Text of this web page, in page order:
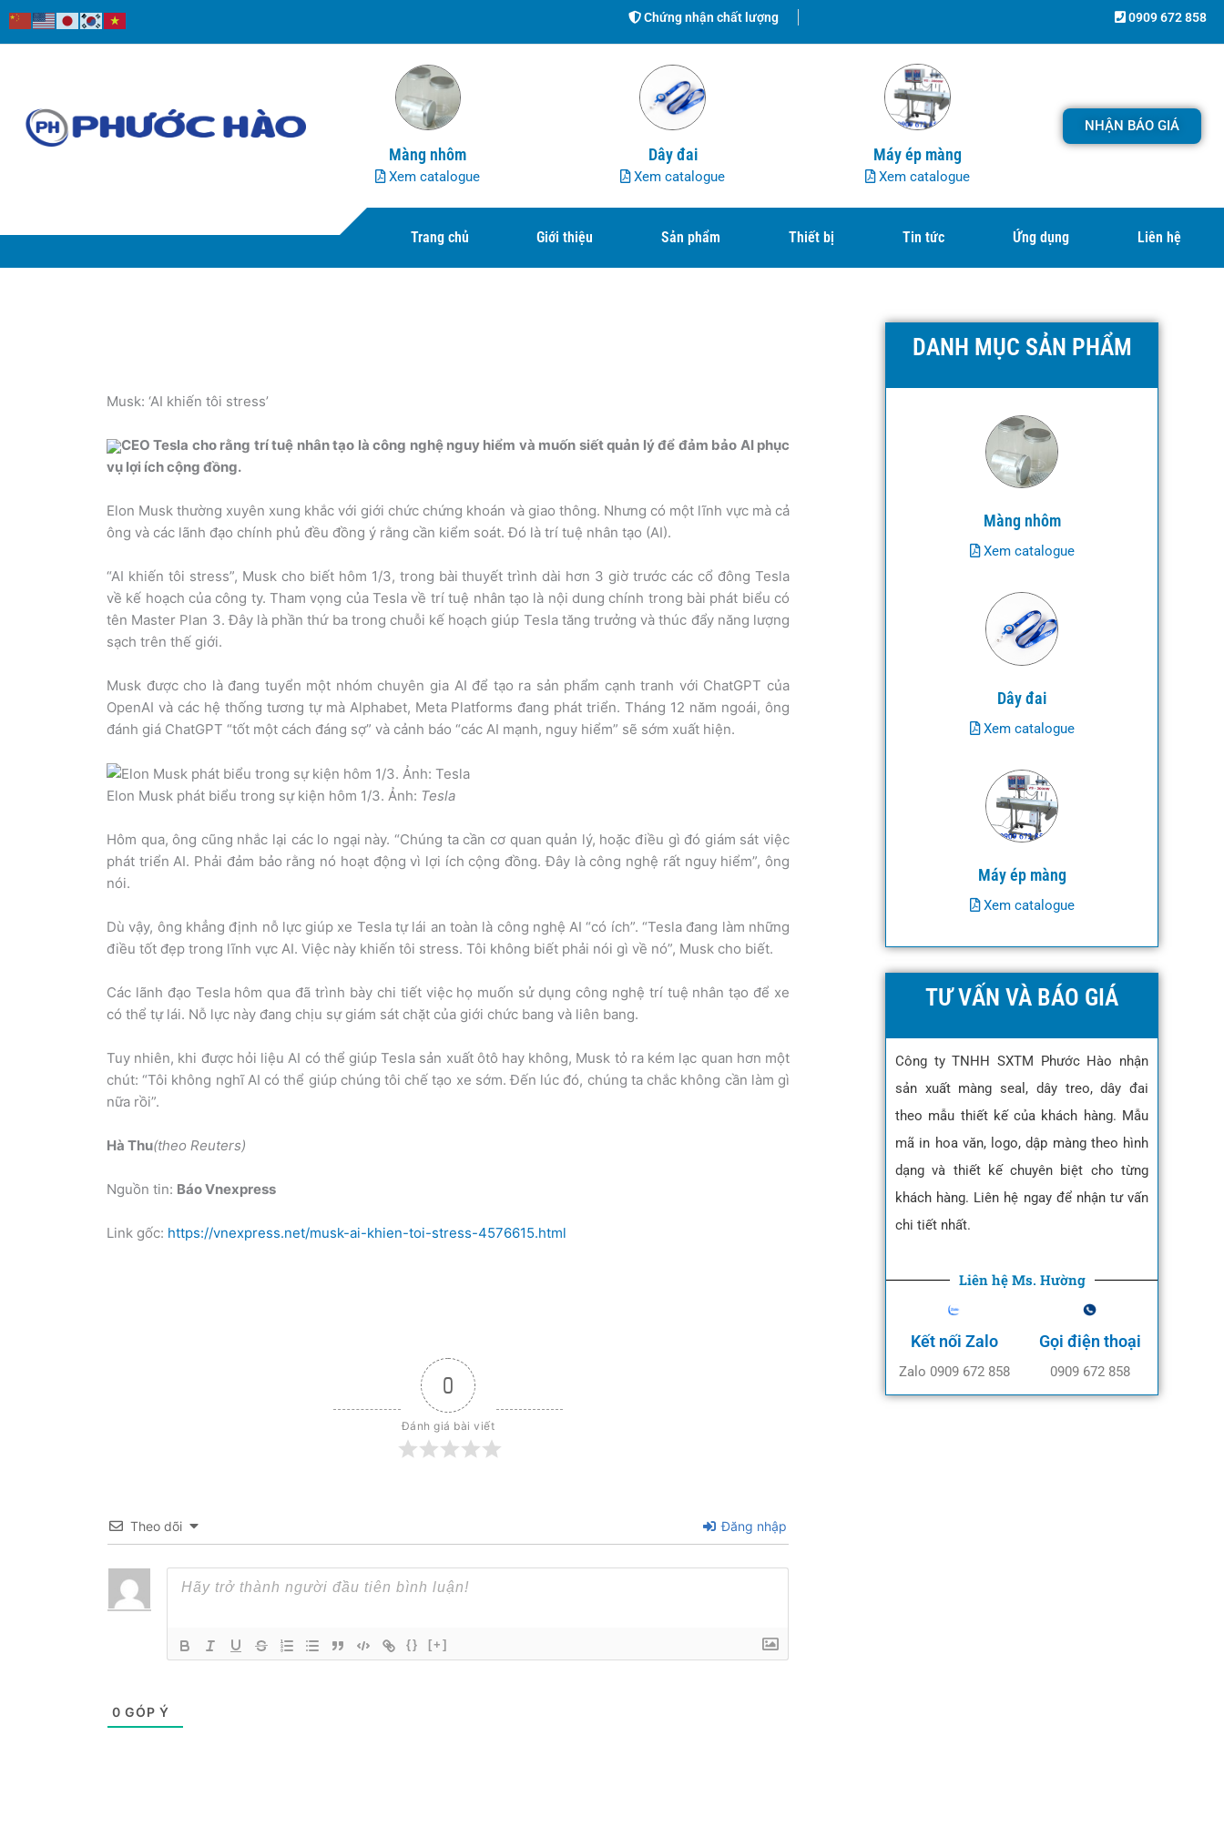
Nhảy
tới
Chứng nhận chất lượng 0909 672 858
Màng nhôm
Xem catalogue
Dây đai
Xem catalogue
Máy ép màng
Xem catalogue
NHẬN BÁO GIÁ
Trang chủ Giới thiệu Sản phẩm Thiết bị Tin tức Ứng dụng Liên hệ
Musk: ‘AI khiến tôi stress’
CEO Tesla cho rằng trí tuệ nhân tạo là công nghệ nguy hiểm và muốn siết quản lý để đảm bảo AI phục
vụ lợi ích cộng đồng.
Elon Musk thường xuyên xung khắc với giới chức chứng khoán và giao thông. Nhưng có một lĩnh vực mà cả
ông và các lãnh đạo chính phủ đều đồng ý rằng cần kiểm soát. Đó là trí tuệ nhân tạo (AI).
“AI khiến tôi stress”, Musk cho biết hôm 1/3, trong bài thuyết trình dài hơn 3 giờ trước các cổ đông Tesla
về kế hoạch của công ty. Tham vọng của Tesla về trí tuệ nhân tạo là nội dung chính trong bài phát biểu có
tên Master Plan 3. Đây là phần thứ ba trong chuỗi kế hoạch giúp Tesla tăng trưởng và thúc đẩy năng lượng
sạch trên thế giới.
Musk được cho là đang tuyển một nhóm chuyên gia AI để tạo ra sản phẩm cạnh tranh với ChatGPT của
OpenAI và các hệ thống tương tự mà Alphabet, Meta Platforms đang phát triển. Tháng 12 năm ngoái, ông
đánh giá ChatGPT “tốt một cách đáng sợ” và cảnh báo “các AI mạnh, nguy hiểm” sẽ sớm xuất hiện.
Elon Musk phát biểu trong sự kiện hôm 1/3. Ảnh: Tesla
Hôm qua, ông cũng nhắc lại các lo ngại này. “Chúng ta cần cơ quan quản lý, hoặc điều gì đó giám sát việc
phát triển AI. Phải đảm bảo rằng nó hoạt động vì lợi ích cộng đồng. Đây là công nghệ rất nguy hiểm”, ông
nói.
Dù vậy, ông khẳng định nỗ lực giúp xe Tesla tự lái an toàn là công nghệ AI “có ích”. “Tesla đang làm những
điều tốt đẹp trong lĩnh vực AI. Việc này khiến tôi stress. Tôi không biết phải nói gì về nó”, Musk cho biết.
Các lãnh đạo Tesla hôm qua đã trình bày chi tiết việc họ muốn sử dụng công nghệ trí tuệ nhân tạo để xe
có thể tự lái. Nỗ lực này đang chịu sự giám sát chặt của giới chức bang và liên bang.
Tuy nhiên, khi được hỏi liệu AI có thể giúp Tesla sản xuất ôtô hay không, Musk tỏ ra kém lạc quan hơn một
chút: “Tôi không nghĩ AI có thể giúp chúng tôi chế tạo xe sớm. Đến lúc đó, chúng ta chắc không cần làm gì
nữa rồi”.
Hà Thu(theo Reuters)
Nguồn tin: Báo Vnexpress
Link gốc: https://vnexpress.net/musk-ai-khien-toi-stress-4576615.html
0
Đánh giá bài viết
Theo dõi Đăng nhập
{} [+]
0 GÓP Ý
DANH MỤC SẢN PHẨM
Màng nhôm
Xem catalogue
Dây đai
Xem catalogue
Máy ép màng
Xem catalogue
TƯ VẤN VÀ BÁO GIÁ
Công ty TNHH SXTM Phước Hào nhận
sản xuất màng seal, dây treo, dây đai
theo mẫu thiết kế của khách hàng. Mẫu
mã in hoa văn, logo, dập màng theo hình
dạng và thiết kế chuyên biệt cho từng
khách hàng. Liên hệ ngay để nhận tư vấn
chi tiết nhất.
Liên hệ Ms. Hường
Kết nối Zalo
Zalo 0909 672 858
Gọi điện thoại
0909 672 858